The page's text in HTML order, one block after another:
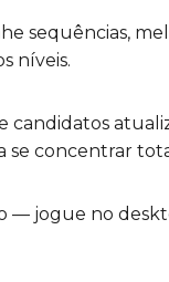
sequências,
níveis.
candidatos
se concentrar
— jogue no